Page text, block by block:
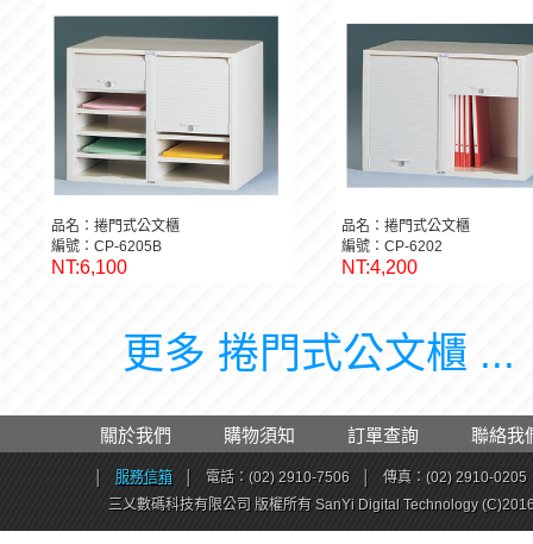
品名：捲門式公文櫃
編號：CP-6205B
NT:6,100
品名：捲門式公文櫃
編號：CP-6202
NT:4,200
更多 捲門式公文櫃 ...
關於我們 購物須知 訂單查詢 聯絡我
服務信箱 電話：(02) 2910-7506
傳真：(02) 2910-0205
三乂數碼科技有限公司 版權所有 SanYi Digital Technology